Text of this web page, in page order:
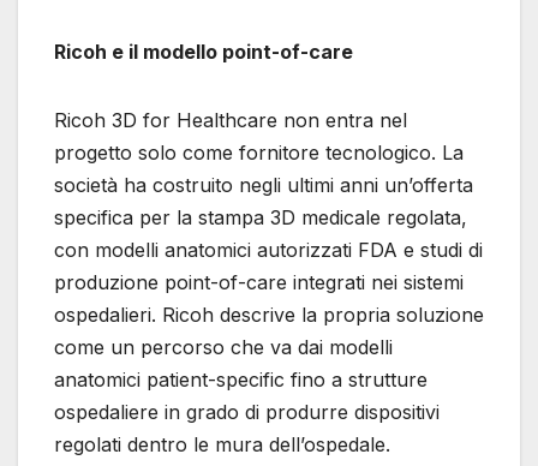
Ricoh e il modello point-of-care
Ricoh 3D for Healthcare non entra nel
progetto solo come fornitore tecnologico. La
società ha costruito negli ultimi anni un’offerta
specifica per la stampa 3D medicale regolata,
con modelli anatomici autorizzati FDA e studi di
produzione point-of-care integrati nei sistemi
ospedalieri. Ricoh descrive la propria soluzione
come un percorso che va dai modelli
anatomici patient-specific fino a strutture
ospedaliere in grado di produrre dispositivi
regolati dentro le mura dell’ospedale.